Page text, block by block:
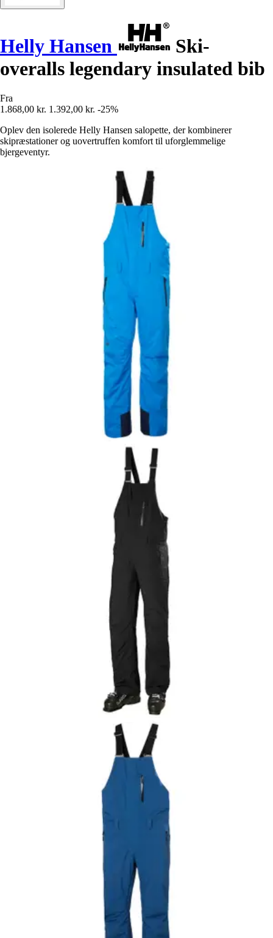
Helly Hansen
Ski-
overalls legendary insulated bib
Fra
1.868,00 kr. 1.392,00 kr. -25%
Oplev den isolerede Helly Hansen salopette, der kombinerer
skipræstationer og uovertruffen komfort til uforglemmelige
bjergeventyr.